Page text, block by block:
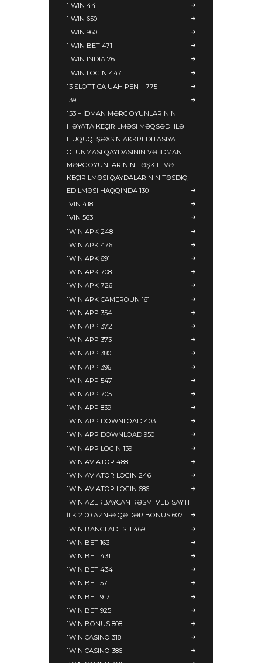
1 WIN 44
1 WIN 650
1 WIN 960
1 WIN BET 471
1 WIN INDIA 76
1 WIN LOGIN 447
13 SLOTTICA UAH PEN – 775
139
153 – İDMAN MƏRC OYUNLARININ
HƏYATA KEÇIRILMƏSI MƏQSƏDI ILƏ
HÜQUQI ŞƏXSIN AKKREDITASIYA
OLUNMASI QAYDASININ VƏ İDMAN
MƏRC OYUNLARININ TƏŞKILI VƏ
KEÇIRILMƏSI QAYDALARININ TƏSDIQ
EDILMƏSI HAQQINDA 130
1VIN 418
1VIN 563
1WIN APK 248
1WIN APK 476
1WIN APK 691
1WIN APK 708
1WIN APK 726
1WIN APK CAMEROUN 161
1WIN APP 354
1WIN APP 372
1WIN APP 373
1WIN APP 380
1WIN APP 396
1WIN APP 547
1WIN APP 705
1WIN APP 839
1WIN APP DOWNLOAD 403
1WIN APP DOWNLOAD 950
1WIN APP LOGIN 139
1WIN AVIATOR 488
1WIN AVIATOR LOGIN 246
1WIN AVIATOR LOGIN 686
1WIN AZERBAYCAN RƏSMI VEB SAYTI
İLK 2100 AZN-Ə QƏDƏR BONUS 607
1WIN BANGLADESH 469
1WIN BET 163
1WIN BET 431
1WIN BET 434
1WIN BET 571
1WIN BET 917
1WIN BET 925
1WIN BONUS 808
1WIN CASINO 318
1WIN CASINO 386